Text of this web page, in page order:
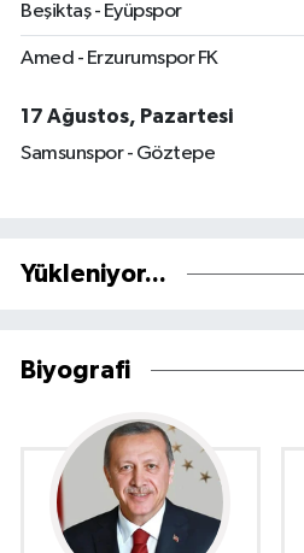
Beşiktaş - Eyüpspor
Amed - Erzurumspor FK
17 Ağustos, Pazartesi
Samsunspor - Göztepe
Yükleniyor...
Biyografi